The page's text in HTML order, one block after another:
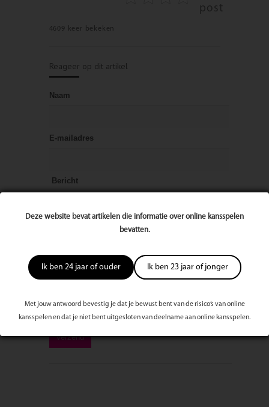
Deze website bevat artikelen die informatie over online kansspelen
bevatten.
Ik ben 24 jaar of ouder Ik ben 23 jaar of jonger
Met jouw antwoord bevestig je dat je bewust bent van de risico’s van online
kansspelen en dat je niet bent uitgesloten van deelname aan online kansspelen.
post
4609 keer bekeken
Reageer op dit artikel
Naam
E-mailadres
Bericht